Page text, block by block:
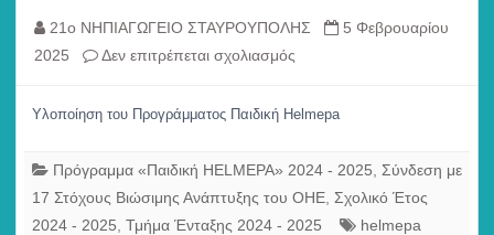
21ο ΝΗΠΙΑΓΩΓΕΙΟ ΣΤΑΥΡΟΥΠΟΛΗΣ
5 Φεβρουαρίου
2025
Δεν επιτρέπεται σχολιασμός
2024
2025
Υλοποίηση
(1)
Υλοποίηση του Προγράμματος Παιδική Helmepa
Πρόγραμμα «Παιδική HELMEPA» 2024 - 2025
Σύνδεση με
17 Στόχους Βιώσιμης Ανάπτυξης του ΟΗΕ Σχολικό Έτος
2024 - 2025 Τμήμα Ένταξης 2024 - 2025 helmepa